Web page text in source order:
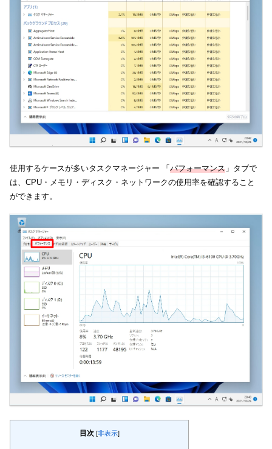
使用するケースが多いタスクマネージャー 「 パフォーマンス 」タブで
は、CPU・メモリ・ディスク・ネットワークの使用率を確認すること
ができます。
目次 [非表示]